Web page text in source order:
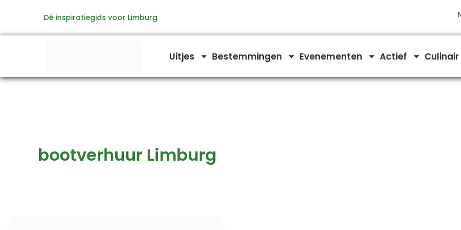
de
Dé inspiratiegids voor Limburg
Uitjes Bestemmingen Evenementen Actief Culinair
bootverhuur Limburg